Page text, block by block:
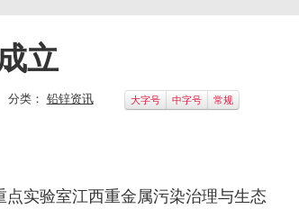
立
分类： 铅锌资讯 大字号 中字号 常规
实验室江西重金属污染治理与生态